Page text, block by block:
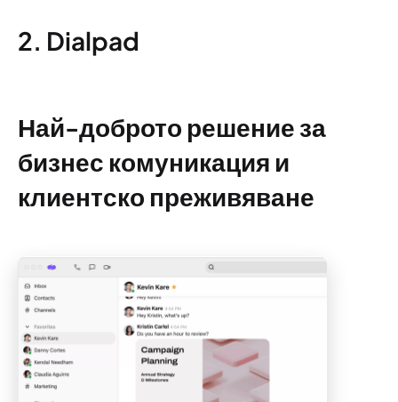
2. Dialpad
Най-доброто решение за
бизнес комуникация и
клиентско преживяване